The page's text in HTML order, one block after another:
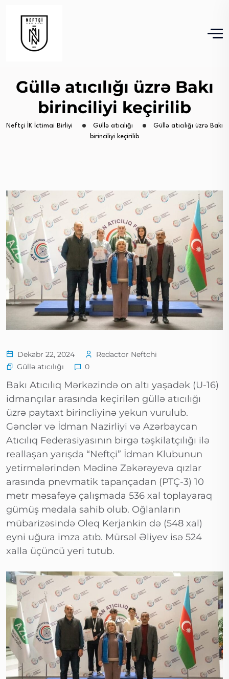
Güllə atıcılığı üzrə Bakı
birinciliyi keçirilib
Neftçi İK İctimai Birliyi Güllə atıcılığı
Güllə atıcılığı üzrə Bakı
birinciliyi keçirilib
Dekabr 22, 2024
Redactor Neftchi
Güllə atıcılığı
0
Bakı Atıcılıq Mərkəzində on altı yaşadək (U-16)
idmançılar arasında keçirilən güllə atıcılığı
üzrə paytaxt birincliyinə yekun vurulub.
Gənclər və İdman Nazirliyi və Azərbaycan
Atıcılıq Federasiyasının birgə təşkilatçılığı ilə
reallaşan yarışda “Neftçi” İdman Klubunun
yetirmələrindən Mədinə Zəkərəyeva qızlar
arasında pnevmatik tapançadan (PTÇ-3) 10
metr məsafəyə çalışmada 536 xal toplayaraq
gümüş medala sahib olub. Oğlanların
mübarizəsində Oleq Kerjankin də (548 xal)
eyni uğura imza atıb. Mürsəl Əliyev isə 524
xalla üçüncü yeri tutub.